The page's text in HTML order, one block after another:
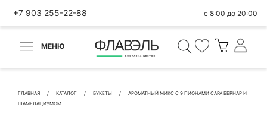
+7 903 255-22-88 с 8:00 до 20:00
МЕНЮ
ГЛАВНАЯ КАТАЛОГ БУКЕТЫ
АРОМАТНЫЙ МИКС С 9 ПИОНАМИ САРА БЕРНАР И
ШАМЕЛАЦИУМОМ
ВЕРНУТЬСЯ
Быстрая покупка